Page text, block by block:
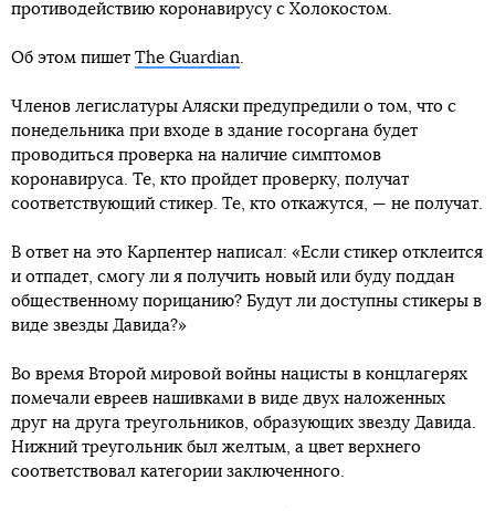
противодействию коронавирусу с Холокостом.
Об этом пишет The Guardian.
Членов легислатуры Аляски предупредили о том, что с
понедельника при входе в здание госоргана будет
проводиться проверка на наличие симптомов
коронавируса. Те, кто пройдет проверку, получат
соответствующий стикер. Те, кто откажутся, — не получат.
В ответ на это Карпентер написал: «Если стикер отклеится
и отпадет, смогу ли я получить новый или буду поддан
общественному порицанию? Будут ли доступны стикеры в
виде звезды Давида?»
Во время Второй мировой войны нацисты в концлагерях
помечали евреев нашивками в виде двух наложенных
друг на друга треугольников, образующих звезду Давида.
Нижний треугольник был желтым, а цвет верхнего
соответствовал категории заключенного.